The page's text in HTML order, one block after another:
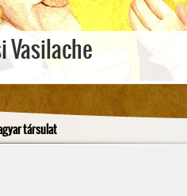
Vasilache
társulat